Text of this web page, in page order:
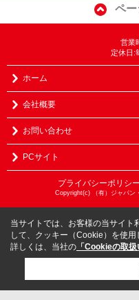
ペー
営業
定休日:
ホーム
会社概要
お問い合わせ
PCサイト
プライバシーポリシー
Copyright(c) （有）ジャパン
当サイトでは、お客様の当サイト
して、クッキー（Cookie）を使用
詳しくは、当社の 「Cookieの取扱